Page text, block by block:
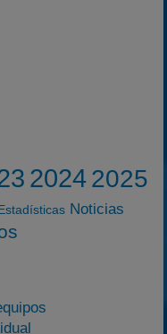
20242025
Noticias